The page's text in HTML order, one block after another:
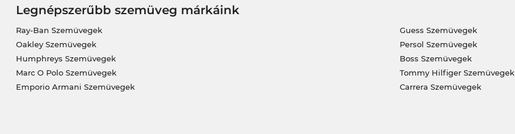
Legnépszerűbb szemüveg márkáink
Ray-Ban Szemüvegek
Oakley Szemüvegek
Humphreys Szemüvegek
Marc O Polo Szemüvegek
Emporio Armani Szemüvegek
Guess Szemüvegek
Persol Szemüvegek
Boss Szemüvegek
Tommy Hilfiger Szemüvegek
Carrera Szemüvegek